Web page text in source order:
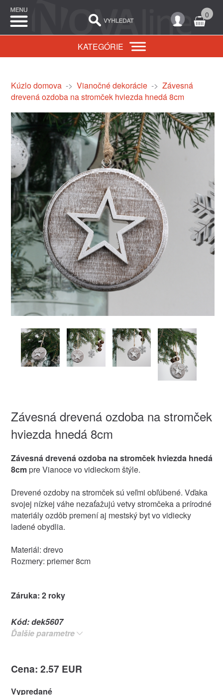
0
KATEGÓRIE
Kúzlo domova-> Vianočné dekorácie-> Závesná
drevená ozdoba na stromček hviezda hnedá 8cm
Závesná drevená ozdoba na stromček
hviezda hnedá 8cm
Závesná drevená ozdoba na stromček hviezda hnedá
8cmpre Vianoce vo vidieckom štýle.
Drevené ozdoby na stromček sú veľmi obľúbené. Vďaka
svojej nízkej váhe nezaťažujú vetvy stromčeka a prírodné
materiály ozdôb premení aj mestský byt vo vidiecky
ladené obydlia.
Materiál: drevo
Rozmery: priemer 8cm
Záruka: 2 roky
Kód:dek5607
Ďalšie parametre
Cena: 2.57 EUR
Vypredané